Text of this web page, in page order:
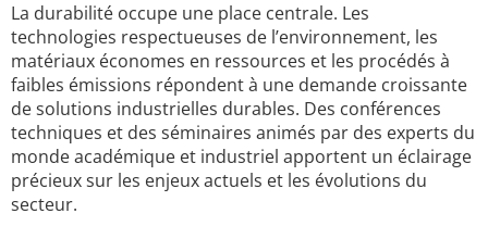
La durabilité occupe une place centrale. Les
technologies respectueuses de l’environnement, les
matériaux économes en ressources et les procédés à
faibles émissions répondent à une demande croissante
de solutions industrielles durables. Des conférences
techniques et des séminaires animés par des experts du
monde académique et industriel apportent un éclairage
précieux sur les enjeux actuels et les évolutions du
secteur.